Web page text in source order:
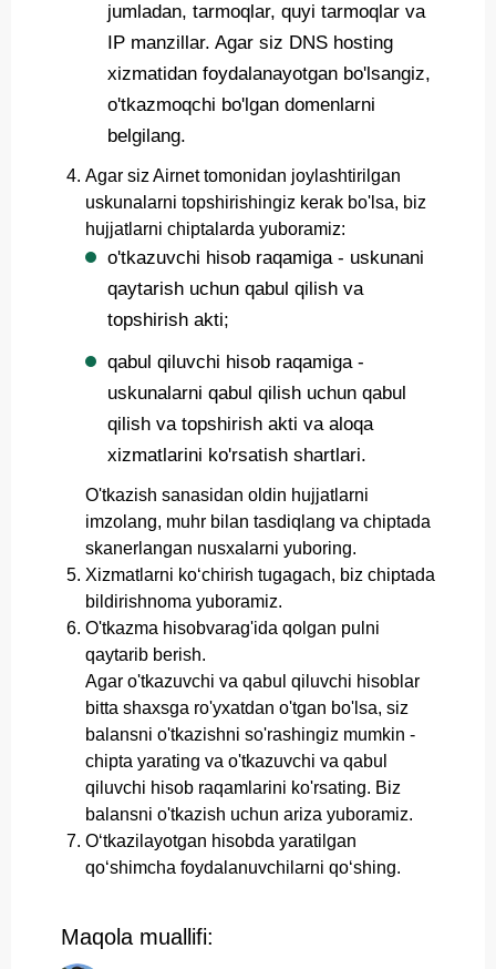
jumladan, tarmoqlar, quyi tarmoqlar va
IP manzillar. Agar siz DNS hosting
xizmatidan foydalanayotgan bo'lsangiz,
o'tkazmoqchi bo'lgan domenlarni
belgilang.
Agar siz Airnet tomonidan joylashtirilgan
uskunalarni topshirishingiz kerak bo'lsa, biz
hujjatlarni chiptalarda yuboramiz:
o'tkazuvchi hisob raqamiga - uskunani
qaytarish uchun qabul qilish va
topshirish akti;
qabul qiluvchi hisob raqamiga -
uskunalarni qabul qilish uchun qabul
qilish va topshirish akti va aloqa
xizmatlarini ko'rsatish shartlari.
O'tkazish sanasidan oldin hujjatlarni
imzolang, muhr bilan tasdiqlang va chiptada
skanerlangan nusxalarni yuboring.
Xizmatlarni koʻchirish tugagach, biz chiptada
bildirishnoma yuboramiz.
O'tkazma hisobvarag'ida qolgan pulni
qaytarib berish.
Agar o'tkazuvchi va qabul qiluvchi hisoblar
bitta shaxsga ro'yxatdan o'tgan bo'lsa, siz
balansni o'tkazishni so'rashingiz mumkin -
chipta yarating va o'tkazuvchi va qabul
qiluvchi hisob raqamlarini ko'rsating. Biz
balansni o'tkazish uchun ariza yuboramiz.
O‘tkazilayotgan hisobda yaratilgan
qo‘shimcha foydalanuvchilarni qo‘shing.
Maqola muallifi: